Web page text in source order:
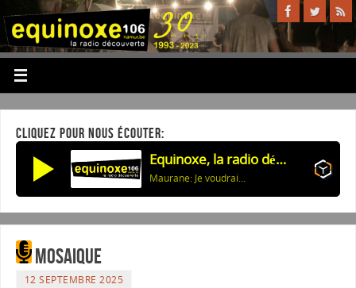
CLIQUEZ POUR NOUS ÉCOUTER:
Equinoxe, la radio découverte
Maurane: Je voudrais tout te dire (à Lou)
Mosaique
12 SEPTEMBRE 2025